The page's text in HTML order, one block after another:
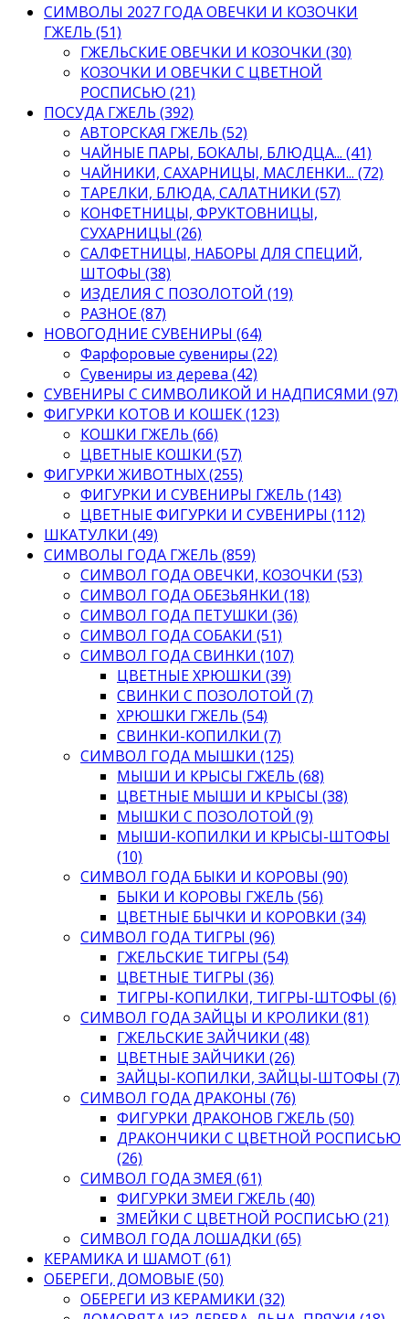
СИМВОЛЫ 2027 ГОДА ОВЕЧКИ И КОЗОЧКИ
ГЖЕЛЬ (51)
ГЖЕЛЬСКИЕ ОВЕЧКИ И КОЗОЧКИ (30)
КОЗОЧКИ И ОВЕЧКИ С ЦВЕТНОЙ
РОСПИСЬЮ (21)
ПОСУДА ГЖЕЛЬ (392)
АВТОРСКАЯ ГЖЕЛЬ (52)
ЧАЙНЫЕ ПАРЫ, БОКАЛЫ, БЛЮДЦА... (41)
ЧАЙНИКИ, САХАРНИЦЫ, МАСЛЕНКИ... (72)
ТАРЕЛКИ, БЛЮДА, САЛАТНИКИ (57)
КОНФЕТНИЦЫ, ФРУКТОВНИЦЫ,
СУХАРНИЦЫ (26)
САЛФЕТНИЦЫ, НАБОРЫ ДЛЯ СПЕЦИЙ,
ШТОФЫ (38)
ИЗДЕЛИЯ С ПОЗОЛОТОЙ (19)
РАЗНОЕ (87)
НОВОГОДНИЕ СУВЕНИРЫ (64)
Фарфоровые сувениры (22)
Сувениры из дерева (42)
СУВЕНИРЫ С СИМВОЛИКОЙ И НАДПИСЯМИ (97)
ФИГУРКИ КОТОВ И КОШЕК (123)
КОШКИ ГЖЕЛЬ (66)
ЦВЕТНЫЕ КОШКИ (57)
ФИГУРКИ ЖИВОТНЫХ (255)
ФИГУРКИ И СУВЕНИРЫ ГЖЕЛЬ (143)
ЦВЕТНЫЕ ФИГУРКИ И СУВЕНИРЫ (112)
ШКАТУЛКИ (49)
СИМВОЛЫ ГОДА ГЖЕЛЬ (859)
СИМВОЛ ГОДА ОВЕЧКИ, КОЗОЧКИ (53)
СИМВОЛ ГОДА ОБЕЗЬЯНКИ (18)
СИМВОЛ ГОДА ПЕТУШКИ (36)
СИМВОЛ ГОДА СОБАКИ (51)
СИМВОЛ ГОДА СВИНКИ (107)
ЦВЕТНЫЕ ХРЮШКИ (39)
СВИНКИ С ПОЗОЛОТОЙ (7)
ХРЮШКИ ГЖЕЛЬ (54)
СВИНКИ-КОПИЛКИ (7)
СИМВОЛ ГОДА МЫШКИ (125)
МЫШИ И КРЫСЫ ГЖЕЛЬ (68)
ЦВЕТНЫЕ МЫШИ И КРЫСЫ (38)
МЫШКИ С ПОЗОЛОТОЙ (9)
МЫШИ-КОПИЛКИ И КРЫСЫ-ШТОФЫ
(10)
СИМВОЛ ГОДА БЫКИ И КОРОВЫ (90)
БЫКИ И КОРОВЫ ГЖЕЛЬ (56)
ЦВЕТНЫЕ БЫЧКИ И КОРОВКИ (34)
СИМВОЛ ГОДА ТИГРЫ (96)
ГЖЕЛЬСКИЕ ТИГРЫ (54)
ЦВЕТНЫЕ ТИГРЫ (36)
ТИГРЫ-КОПИЛКИ, ТИГРЫ-ШТОФЫ (6)
СИМВОЛ ГОДА ЗАЙЦЫ И КРОЛИКИ (81)
ГЖЕЛЬСКИЕ ЗАЙЧИКИ (48)
ЦВЕТНЫЕ ЗАЙЧИКИ (26)
ЗАЙЦЫ-КОПИЛКИ, ЗАЙЦЫ-ШТОФЫ (7)
СИМВОЛ ГОДА ДРАКОНЫ (76)
ФИГУРКИ ДРАКОНОВ ГЖЕЛЬ (50)
ДРАКОНЧИКИ С ЦВЕТНОЙ РОСПИСЬЮ
(26)
СИМВОЛ ГОДА ЗМЕЯ (61)
ФИГУРКИ ЗМЕИ ГЖЕЛЬ (40)
ЗМЕЙКИ С ЦВЕТНОЙ РОСПИСЬЮ (21)
СИМВОЛ ГОДА ЛОШАДКИ (65)
КЕРАМИКА И ШАМОТ (61)
ОБЕРЕГИ, ДОМОВЫЕ (50)
ОБЕРЕГИ ИЗ КЕРАМИКИ (32)